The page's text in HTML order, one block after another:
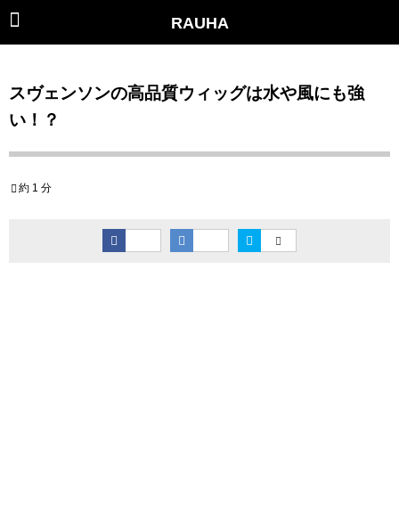
RAUHA
スヴェンソンの高品質ウィッグは水や風にも強
い！？
約 1 分